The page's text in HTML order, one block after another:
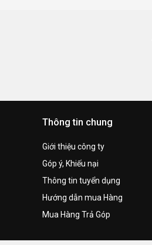
Thông tin chung
Giới thiệu công ty
Góp ý, Khiếu nại
Thông tin tuyển dụng
Hướng dẫn mua Hàng
Mua Hàng Trả Góp